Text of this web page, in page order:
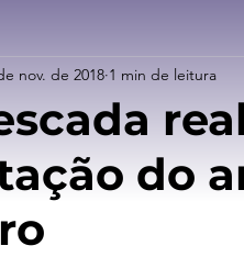
do
nov. de 2018 1 min de leitura